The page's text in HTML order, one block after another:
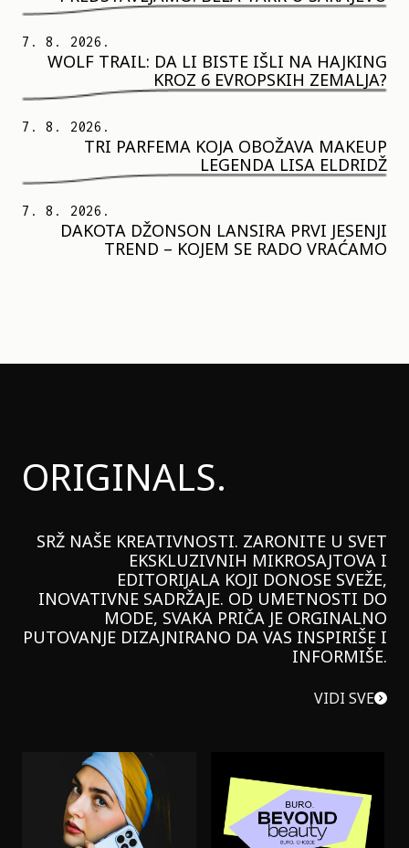
7. 8. 2026.
WOLF TRAIL: DA LI BISTE IŠLI NA HAJKING
KROZ 6 EVROPSKIH ZEMALJA?
7. 8. 2026.
TRI PARFEMA KOJA OBOŽAVA MAKEUP
LEGENDA LISA ELDRIDŽ
7. 8. 2026.
DAKOTA DŽONSON LANSIRA PRVI JESENJI
TREND – KOJEM SE RADO VRAĆAMO
ORIGINALS.
SRŽ NAŠE KREATIVNOSTI. ZARONITE U SVET
EKSKLUZIVNIH MIKROSAJTOVA I
EDITORIJALA KOJI DONOSE SVEŽE,
INOVATIVNE SADRŽAJE. OD UMETNOSTI DO
MODE, SVAKA PRIČA JE ORGINALNO
PUTOVANJE DIZAJNIRANO DA VAS INSPIRIŠE I
INFORMIŠE.
VIDI SVE